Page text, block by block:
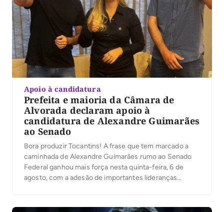
Apoio à candidatura
Prefeita e maioria da Câmara de
Alvorada declaram apoio à
candidatura de Alexandre Guimarães
ao Senado
Bora produzir Tocantins! A frase que tem marcado a
caminhada de Alexandre Guimarães rumo ao Senado
Federal ganhou mais força nesta quinta-feira, 6 de
agosto, com a adesão de importantes lideranças